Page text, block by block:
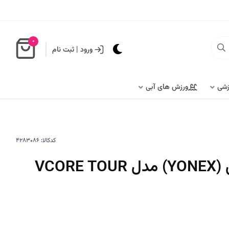
ورود | ثبت نام
0
ورزش های آبی
کدکالا:
راکت تنیس یونکس (YONEX) مدل VCORE TOUR